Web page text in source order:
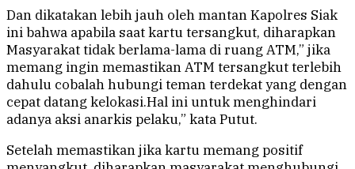
Dan dikatakan lebih jauh oleh mantan Kapolres Siak
ini bahwa apabila saat kartu tersangkut, diharapkan
Masyarakat tidak berlama-lama di ruang ATM,” jika
memang ingin memastikan ATM tersangkut terlebih
dahulu cobalah hubungi teman terdekat yang dengan
cepat datang kelokasi.Hal ini untuk menghindari
adanya aksi anarkis pelaku,” kata Putut.
Setelah memastikan jika kartu memang positif